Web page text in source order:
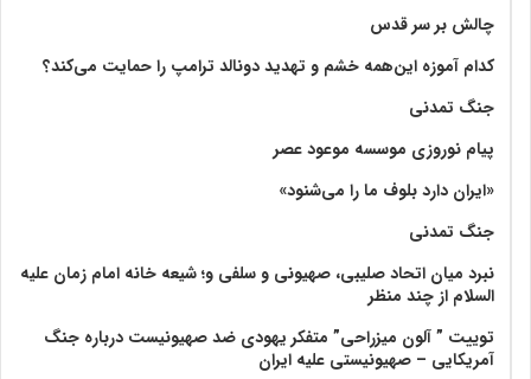
چالش بر سر قدس
کدام آموزه این‌همه خشم و تهدید دونالد ترامپ را حمایت می‌کند؟
جنگ تمدنی
پیام نوروزی موسسه موعود عصر
«ایران دارد بلوف ما را می‌شنود»
جنگ تمدنی
نبرد میان اتحاد صلیبی، صهیونی و سلفی و؛ شیعه خانه امام زمان علیه
السلام از چند منظر
توییت ” آلون میزراحی” متفکر یهودی ضد صهیونیست درباره جنگ
آمریکایی – صهیونیستی علیه ایران